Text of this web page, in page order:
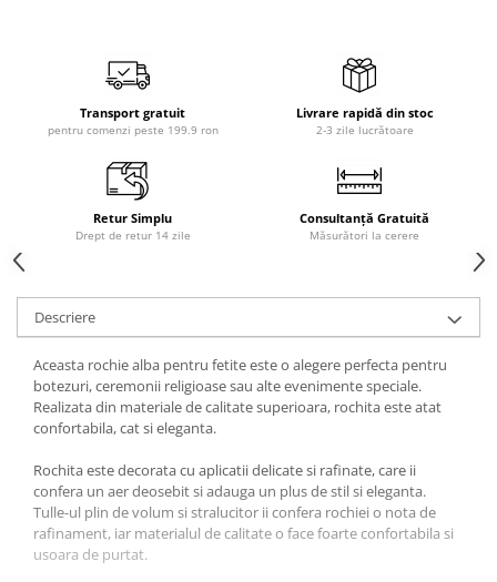
Transport gratuit
pentru comenzi peste 199.9 ron
Livrare rapidă din stoc
2-3 zile lucrătoare
Retur Simplu
Drept de retur 14 zile
Consultanță Gratuită
Măsurători la cerere
Descriere
Aceasta rochie alba pentru fetite este o alegere perfecta pentru
botezuri, ceremonii religioase sau alte evenimente speciale.
Realizata din materiale de calitate superioara, rochita este atat
confortabila, cat si eleganta.
Rochita este decorata cu aplicatii delicate si rafinate, care ii
confera un aer deosebit si adauga un plus de stil si eleganta.
Tulle-ul plin de volum si stralucitor ii confera rochiei o nota de
rafinament, iar materialul de calitate o face foarte confortabila si
usoara de purtat.